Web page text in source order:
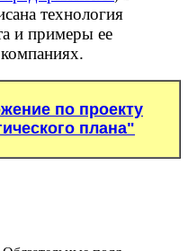
технология
и примеры ее
по проекту
плана"